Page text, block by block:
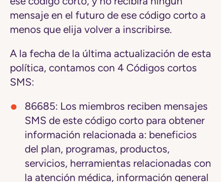
mensaje en el futuro de ese código corto a
menos que elija volver a inscribirse.
A la fecha de la última actualización de esta
política, contamos con 4 Códigos cortos
SMS:
86685: Los miembros reciben mensajes
SMS de este código corto para obtener
información relacionada a: beneficios
del plan, programas, productos,
servicios, herramientas relacionadas con
la atención médica, información general